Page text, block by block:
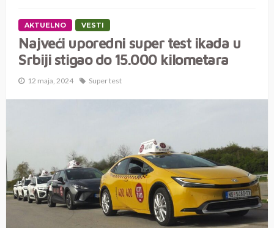
AKTUELNO VESTI
Najveći uporedni super test ikada u
Srbiji stigao do 15.000 kilometara
12 maja, 2024 Super test